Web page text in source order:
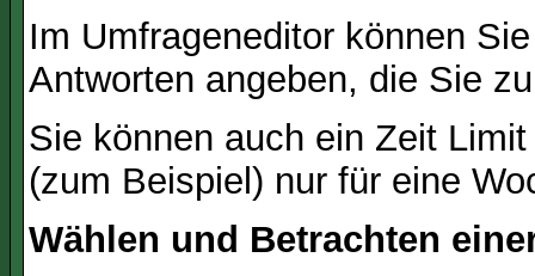
Im Umfrageneditor können
Antworten angeben, die Sie
Sie können auch ein Zeit
(zum Beispiel) nur für eine
Wählen und Betrachten